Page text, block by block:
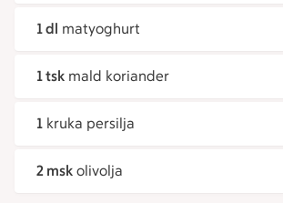
1 dl matyoghurt
1 tsk mald koriander
1 kruka persilja
2 msk olivolja